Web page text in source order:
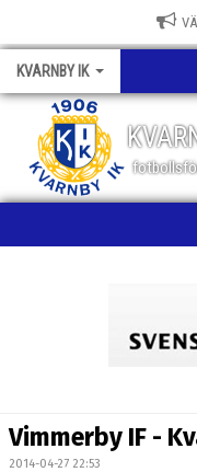
KVARNBY IK
BILDGALLERI
Vimmerby IF -
2014-04-27 22:53